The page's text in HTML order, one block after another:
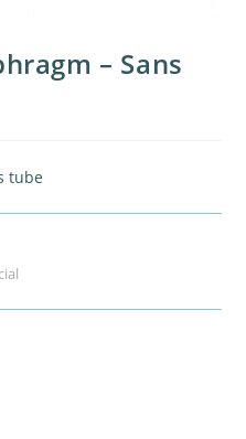
– Sans
tube